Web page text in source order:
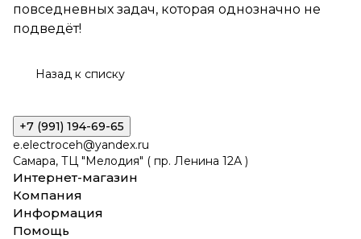
повседневных задач, которая однозначно не
подведёт!
Назад к списку
+7 (991) 194-69-65
e.electroceh@yandex.ru
Самара, ТЦ "Мелодия" ( пр. Ленина 12А )
Интернет-магазин
Компания
Информация
Помощь